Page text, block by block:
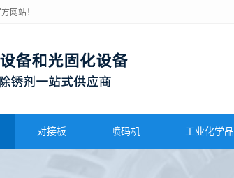
网站！
对接板 喷码机 工业化学品